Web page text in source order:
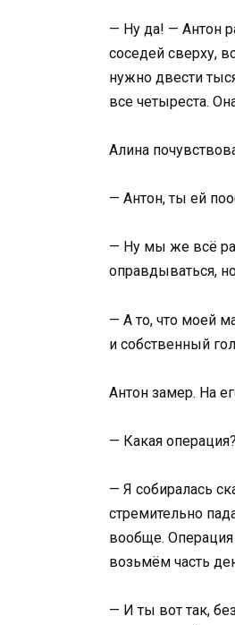
— Ну да! — Антон
соседей сверху,
нужно двести
все четыреста.
Алина
— Антон, ты ей
— Ну мы же всё
оправдываться,
— А то, что моей
и собственный
Антон замер. На
— Какая
— Я собиралась
стремительно
вообще. Операция
возьмём часть
— И ты вот так,